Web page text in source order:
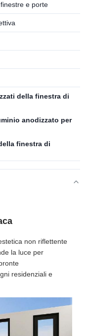
e porte
della finestra di
anodizzato per
finestra di
non riflettente
la luce per
residenziali e